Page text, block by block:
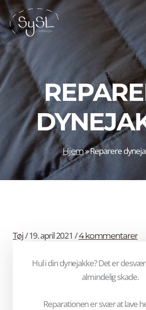
Gå
til
indholdet
Hjem»Reparere
Tøj/19. april 2021/4 kommentarer
Hul i din dynejakke? Det er
almindelig skade.
Reparationen er svær at lave